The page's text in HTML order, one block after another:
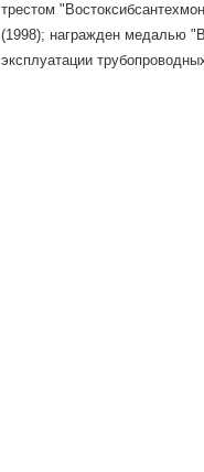
трестом
(1998); награжден медалью
эксплуатации